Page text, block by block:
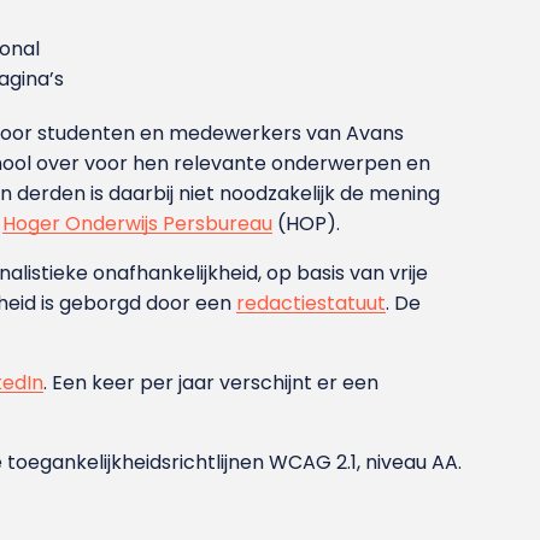
studenten en medewerkers van Avans
over voor hen relevante onderwerpen en
is daarbij niet noodzakelijk de mening
Hoger Onderwijs Persbureau (HOP).
onafhankelijkheid, op basis van vrije
is geborgd door een redactiestatuut. De
. Een keer per jaar verschijnt er een
WCAG 2.1, niveau AA.